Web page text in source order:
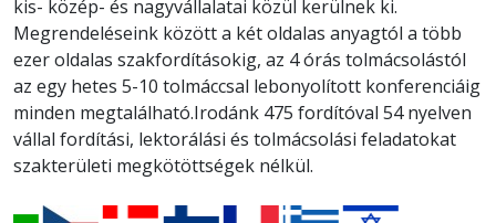
kis- közép- és nagyvállalatai közül kerülnek ki.
Megrendeléseink között a két oldalas anyagtól a több
ezer oldalas szakfordításokig, az 4 órás tolmácsolástól
az egy hetes 5-10 tolmáccsal lebonyolított konferenciáig
minden megtalálható.Irodánk 475 fordítóval 54 nyelven
vállal fordítási, lektorálási és tolmácsolási feladatokat
szakterületi megkötöttségek nélkül.